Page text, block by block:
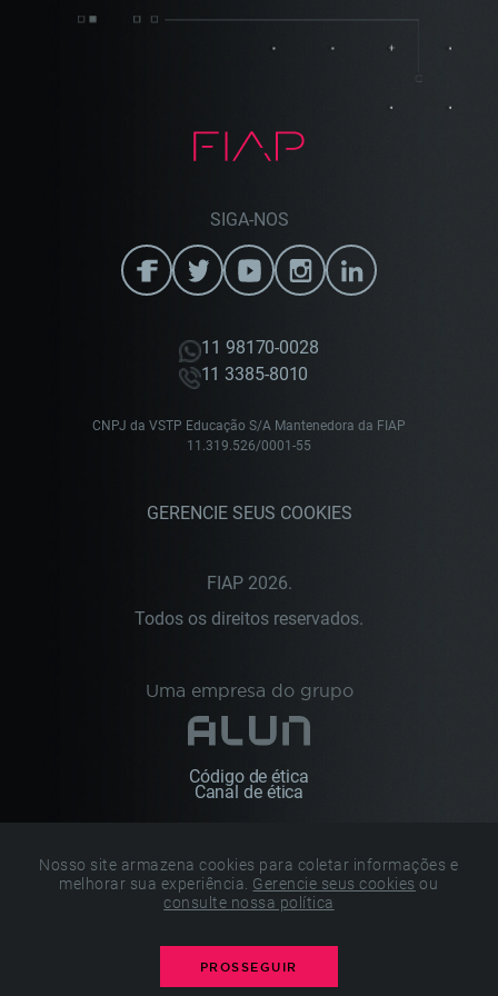
SIGA-NOS
11 98170-0028
11 3385-8010
CNPJ da VSTP Educação S/A Mantenedora da FIAP
11.319.526/0001-55
GERENCIE SEUS COOKIES
FIAP 2026.
Todos os direitos reservados.
Uma empresa do grupo
Código de ética
Canal de ética
Nosso site armazena cookies para coletar informações e
melhorar sua experiência. Gerencie seus cookies ou
consulte nossa política
PROSSEGUIR